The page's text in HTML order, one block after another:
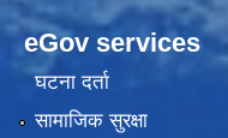
eGov services
घटना दर्ता
सामाजिक सुरक्षा